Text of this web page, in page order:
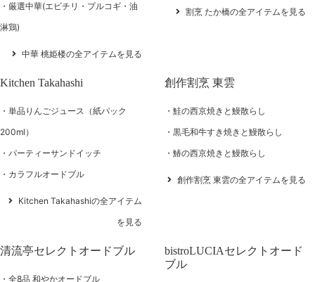
厳選中華(エビチリ・プルコギ・油
淋鶏)
中華 桃姫楼の全アイテムを見る
割烹 たか橋の全アイテムを見る
Kitchen Takahashi
単品りんごジュース（紙パック
200ml）
パーティーサンドイッチ
カラフルオードブル
Kitchen Takahashiの全アイテム
を見る
創作割烹 東雲
鮭の西京焼きと鰻散らし
黒毛和牛すき焼きと鰻散らし
鰆の西京焼きと鰻散らし
創作割烹 東雲の全アイテムを見る
清流亭セレクトオードブル
全8品 和やかオードブル
bistroLUCIAセレクトオード
ブル